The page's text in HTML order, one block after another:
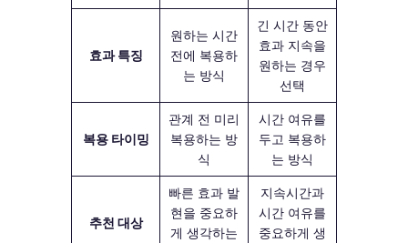
효과 특징
원하는 시간
전에 복용하
는 방식
긴 시간 동안
효과 지속을
원하는 경우
선택
복용 타이밍
관계 전 미리
복용하는 방
식
시간 여유를
두고 복용하
는 방식
추천 대상
빠른 효과 발
현을 중요하
게 생각하는
지속시간과
시간 여유를
중요하게 생